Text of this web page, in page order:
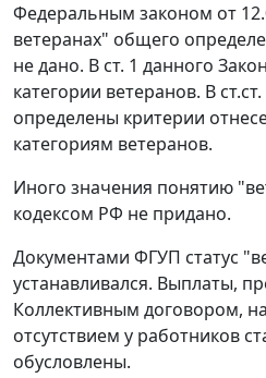
Федеральным законом от
ветеранах" общего
не дано. В ст. 1 данного
категории ветеранов. В
определены критерии
категориям ветеранов.
Иного значения понятию
кодексом РФ не придано.
Документами ФГУП статус
устанавливался. Выплаты,
Коллективным договором,
отсутствием у работников
обусловлены.